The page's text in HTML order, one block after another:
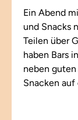
Ein Abend
und Snacks
Teilen über
haben Bars
neben
Snacken